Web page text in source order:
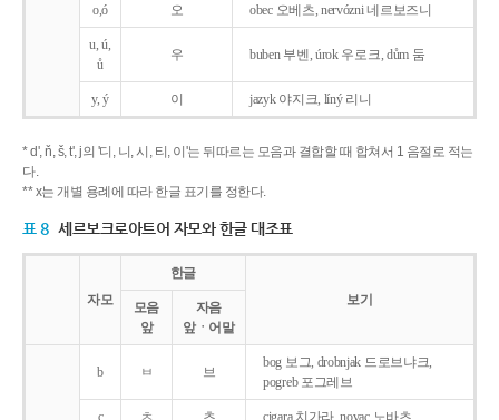
o,ó 오 obec 오베츠, nervózni 네르보즈니
u, ú,
ů
우 buben 부벤, úrok 우로크, dům 둠
y, ý 이 jazyk야지크, líný 리니
* d', ň, š, t', j의 '디, 니, 시, 티, 이'는 뒤따르는 모음과 결합할 때 합쳐서 1 음절로 적는
다.
** x는 개별 용례에 따라 한글 표기를 정한다.
표 8 세르보크로아트어 자모와 한글 대조표
자모
한글
보기
모음
앞
자음
앞ㆍ어말
b ㅂ 브
bog 보그, drobnjak 드로브냐크,
pogreb 포그레브
c ㅊ 츠 cigara 치가라, novac 노바츠